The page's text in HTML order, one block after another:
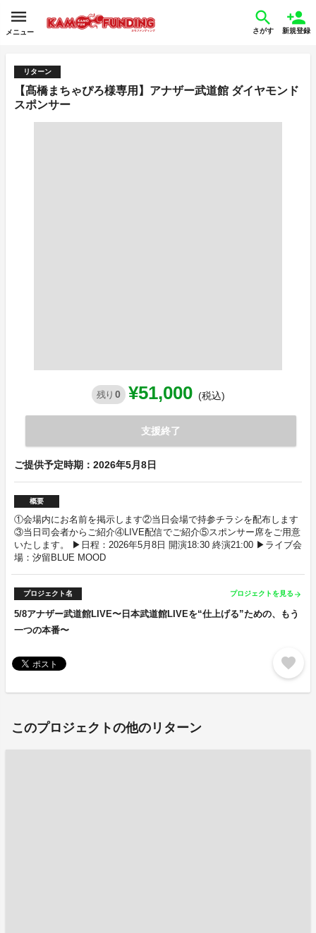
メニュー さがす 新規登録
リターン
【髙橋まちゃぴろ様専用】アナザー武道館 ダイヤモンド
スポンサー
残り 0 ¥51,000 (税込)
支援終了
ご提供予定時期：2026年5月8日
概要
①会場内にお名前を掲示します②当日会場で持参チラシを配布します
③当日司会者からご紹介④LIVE配信でご紹介⑤スポンサー席をご用意
いたします。 ▶︎日程：2026年5月8日 開演18:30 終演21:00 ▶︎ライブ会
場：汐留BLUE MOOD
プロジェクト名 プロジェクトを見る arrow_forward
5/8アナザー武道館LIVE〜日本武道館LIVEを“仕上げる”ための、もう
一つの本番〜
favorite
このプロジェクトの他のリターン